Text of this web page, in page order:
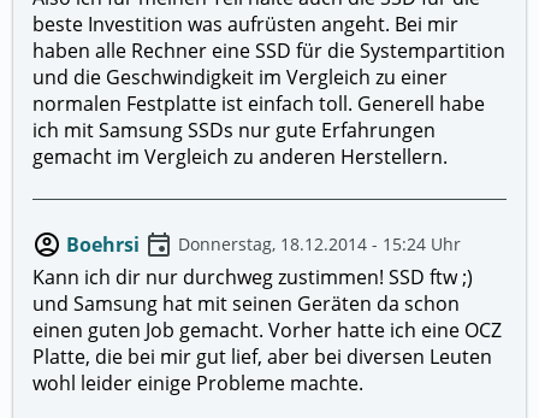
beste Investition was aufrüsten angeht. Bei mir
haben alle Rechner eine SSD für die Systempartition
und die Geschwindigkeit im Vergleich zu einer
normalen Festplatte ist einfach toll. Generell habe
ich mit Samsung SSDs nur gute Erfahrungen
gemacht im Vergleich zu anderen Herstellern.
account_circle Boehrsi event Donnerstag, 18.12.2014 - 15:24 Uhr
Kann ich dir nur durchweg zustimmen! SSD ftw ;)
und Samsung hat mit seinen Geräten da schon
einen guten Job gemacht. Vorher hatte ich eine OCZ
Platte, die bei mir gut lief, aber bei diversen Leuten
wohl leider einige Probleme machte.